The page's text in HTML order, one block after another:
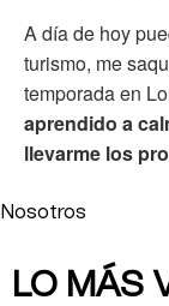
A día de hoy
turismo, me
temporada en
aprendido a
llevarme los
Nosotros
LO MÁS